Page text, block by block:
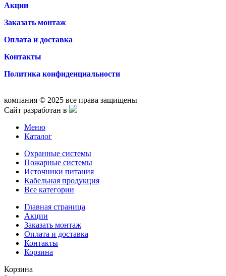
Акции
Заказать монтаж
Оплата и доставка
Контакты
Политика конфиденциальности
компания © 2025 все права защищены
Сайт разработан в
Меню
Каталог
Охранные системы
Пожарные системы
Источники питания
Кабельная продукция
Все категории
Главная страница
Акции
Заказать монтаж
Оплата и доставка
Контакты
Корзина
Корзина